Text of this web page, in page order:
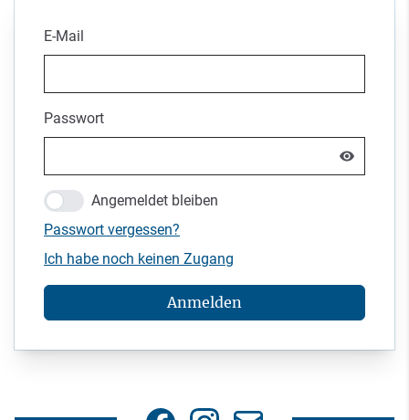
E-Mail
Passwort
Angemeldet bleiben
Passwort vergessen?
Ich habe noch keinen Zugang
Anmelden